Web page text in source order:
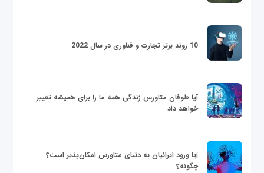
10 روند برتر تجارت و فناوری در سال 2022
آیا طوفان متاورس زندگی همه ما را برای همیشه تغییر
خواهد داد
آیا ورود ایرانیان به دنیای متاورس امکان‌پذیر است؟
چگونه؟